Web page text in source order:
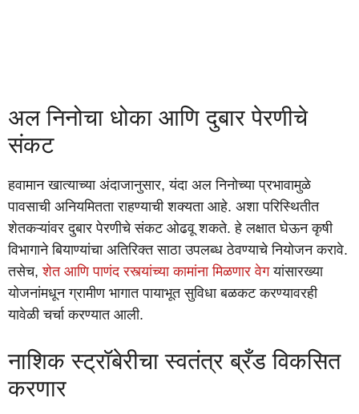
अल निनोचा धोका आणि दुबार पेरणीचे
संकट
हवामान खात्याच्या अंदाजानुसार, यंदा अल निनोच्या प्रभावामुळे
पावसाची अनियमितता राहण्याची शक्यता आहे. अशा परिस्थितीत
शेतकऱ्यांवर दुबार पेरणीचे संकट ओढवू शकते. हे लक्षात घेऊन कृषी
विभागाने बियाण्यांचा अतिरिक्त साठा उपलब्ध ठेवण्याचे नियोजन करावे.
तसेच,शेत आणि पाणंद रस्त्यांच्या कामांना मिळणार वेगयांसारख्या
योजनांमधून ग्रामीण भागात पायाभूत सुविधा बळकट करण्यावरही
यावेळी चर्चा करण्यात आली.
नाशिक स्ट्रॉबेरीचा स्वतंत्र ब्रँड विकसित
करणार